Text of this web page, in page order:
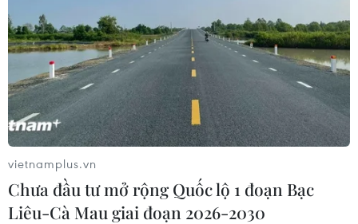
trừ hạt nhân
06/04/2016 04:05
Theo bà Zakharova, hoạt động tăng cường quân sự của
Mỹ gần biên giới Nga, trong đó có việc triển khai một
hệ thống phòng thủ tên lửa tại Đông Âu, đã cản trở tiến
trình thúc đẩy giải trừ hạt nhân.
vietnamplus.vn
Chưa đầu tư mở rộng Quốc lộ 1 đoạn Bạc
Liêu-Cà Mau giai đoạn 2026-2030